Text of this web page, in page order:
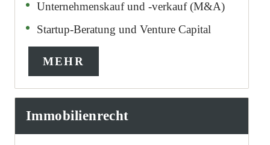
Unternehmenskauf und -verkauf (M&A)
Startup-Beratung und Venture Capital
MEHR
Immobilienrecht